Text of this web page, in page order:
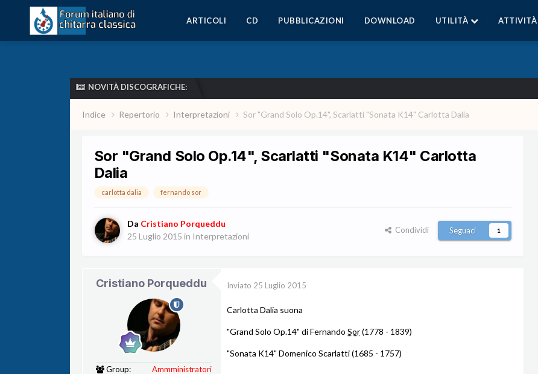
ARTICOLI CD PUBBLICAZIONI DOWNLOAD UTILITÀ ATTIVITÀ
NOVITÀ DISCOGRAFICHE:
Indice Repertorio Interpretazioni Sor "Grand Solo Op.14", Scarlatti "Sonata K14" Carlotta Dalia
Sor "Grand Solo Op.14", Scarlatti "Sonata K14" Carlotta
Dalia
carlotta dalia fernando sor
Da Cristiano Porqueddu
25 Luglio 2015 in Interpretazioni
Condividi Seguaci 1
Cristiano Porqueddu
Group:
Ammministratori
Inviato 25 Luglio 2015
Carlotta Dalia suona
"Grand Solo Op.14" di Fernando Sor(1778 - 1839)
"Sonata K14" Domenico Scarlatti (1685 - 1757)